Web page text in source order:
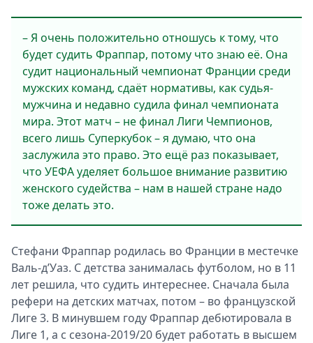
– Я очень положительно отношусь к тому, что
будет судить Фраппар, потому что знаю её. Она
судит национальный чемпионат Франции среди
мужских команд, сдаёт нормативы, как судья-
мужчина и недавно судила финал чемпионата
мира. Этот матч – не финал Лиги Чемпионов,
всего лишь Суперкубок – я думаю, что она
заслужила это право. Это ещё раз показывает,
что УЕФА уделяет большое внимание развитию
женского судейства – нам в нашей стране надо
тоже делать это.
Стефани Фраппар родилась во Франции в местечке
Валь-д’Уаз. С детства занималась футболом, но в 11
лет решила, что судить интереснее. Сначала была
рефери на детских матчах, потом – во французской
Лиге 3. В минувшем году Фраппар дебютировала в
Лиге 1, а с сезона-2019/20 будет работать в высшем